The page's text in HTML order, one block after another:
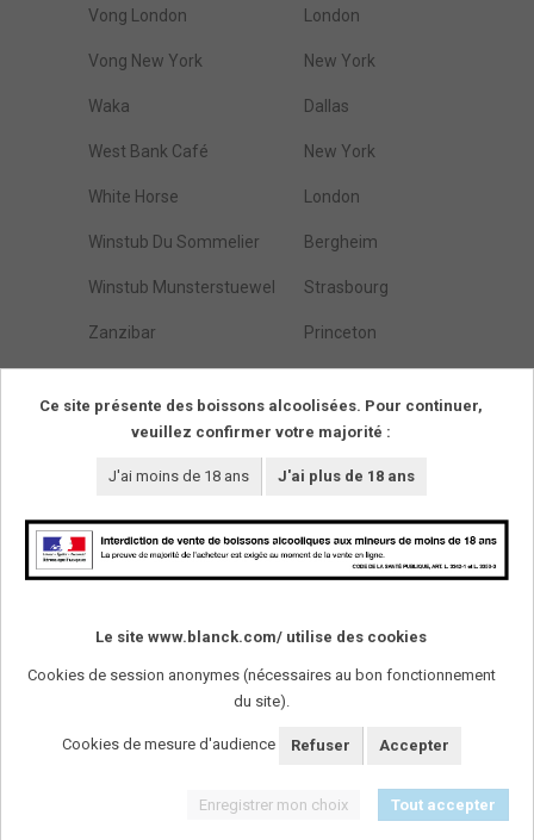
Vong London London
Vong New York New York
Waka Dallas
West Bank Café New York
White Horse London
Winstub Du Sommelier Bergheim
Winstub Munsterstuewel Strasbourg
Zanzibar Princeton
295
SUIVEZ-NOUS !
L'abus d'alcool est dangereux pour la santï¿½. A
consommer avec modï¿½ration.
Ce site présente des boissons alcoolisées. Pour continuer,
veuillez confirmer votre majorité :
J'ai moins de 18 ans J'ai plus de 18 ans
Le site www.blanck.com/ utilise des cookies
Cookies de session anonymes (nécessaires au bon fonctionnement
du site).
Cookies de mesure d'audience Refuser Accepter
Enregistrer mon choix Tout accepter